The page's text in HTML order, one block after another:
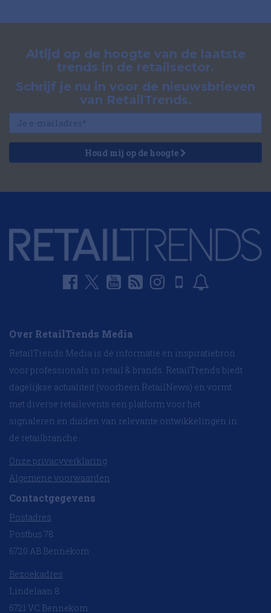
Altijd op de hoogte van de laatste
trends in de retailsector.
Schrijf je nu in voor de nieuwsbrieven
van RetailTrends.
Houd mij op de hoogte
Over RetailTrends Media
RetailTrends Media is dé informatie en inspiratiebron
voor professionals in retail & brands. RetailTrends biedt
dagelijkse actualiteit (voorheen RetailNews) en vormt
met diverse retailevents een platform voor het
signaleren en duiden van relevante ontwikkelingen in
de retailbranche.
Onze privacyverklaring
Algemene voorwaarden
Contactgegevens
Postadres
Postbus 78
6720 AB Bennekom
Bezoekadres
Lindelaan 8
6721 VC Bennekom